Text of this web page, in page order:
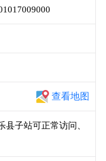
查看地图
子站可正常访问、